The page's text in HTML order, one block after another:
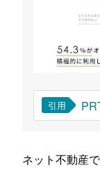
引用
ネット不動産